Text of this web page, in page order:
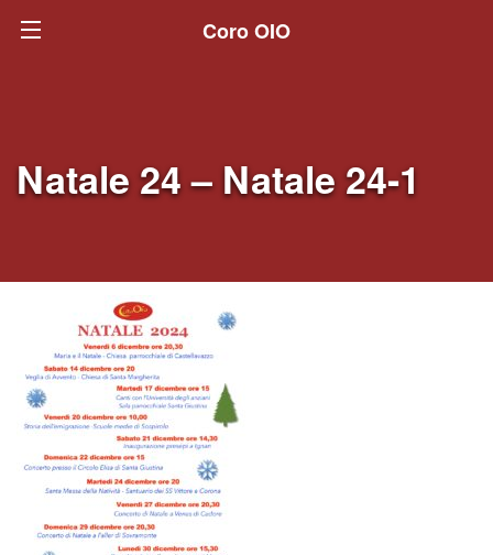
Coro OIO
Natale 24 – Natale 24-1